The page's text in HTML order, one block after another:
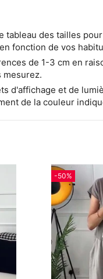
tableau des tailles
fonction de vos
de 1-3 cm en
mesurez.
d'affichage et de
de la couleur
-50%